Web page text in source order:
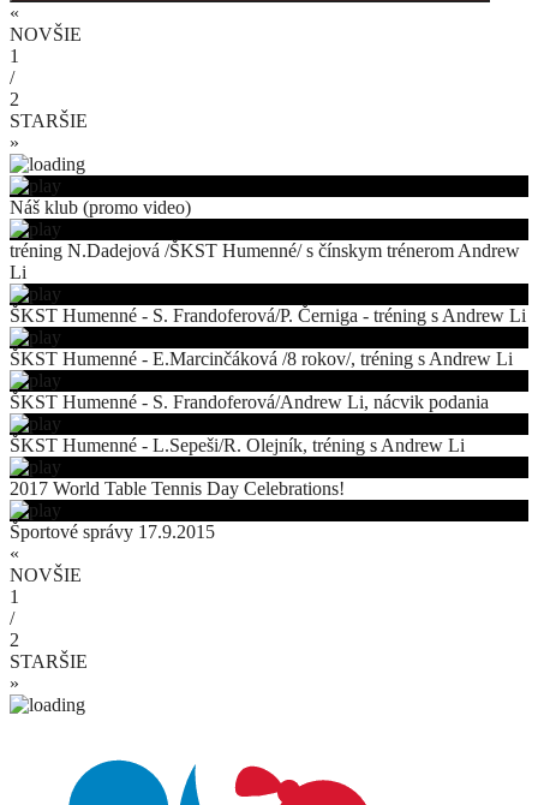
«
NOVŠIE
1
/
2
STARŠIE
»
Náš klub (promo video)
tréning N.Dadejová /ŠKST Humenné/ s čínskym trénerom Andrew
Li
ŠKST Humenné - S. Frandoferová/P. Černiga - tréning s Andrew Li
ŠKST Humenné - E.Marcinčáková /8 rokov/, tréning s Andrew Li
ŠKST Humenné - S. Frandoferová/Andrew Li, nácvik podania
ŠKST Humenné - L.Sepeši/R. Olejník, tréning s Andrew Li
2017 World Table Tennis Day Celebrations!
Športové správy 17.9.2015
«
NOVŠIE
1
/
2
STARŠIE
»